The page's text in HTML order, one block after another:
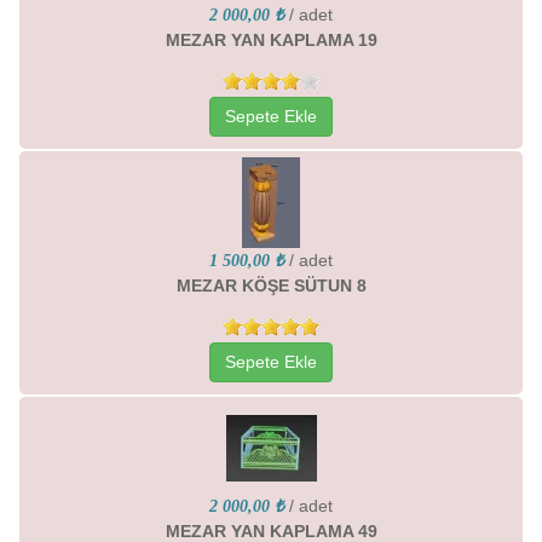
2 000,00 ₺ / adet
MEZAR YAN KAPLAMA 19
Sepete Ekle
1 500,00 ₺ / adet
MEZAR KÖŞE SÜTUN 8
Sepete Ekle
2 000,00 ₺ / adet
MEZAR YAN KAPLAMA 49